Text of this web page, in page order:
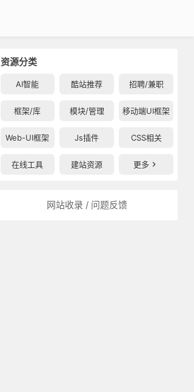
资源分类
AI智能 酷站推荐 招聘/兼职
框架/库 模块/管理 移动端UI框架
Web-UI框架 Js插件 CSS相关
在线工具 建站资源 更多
网站收录 / 问题反馈